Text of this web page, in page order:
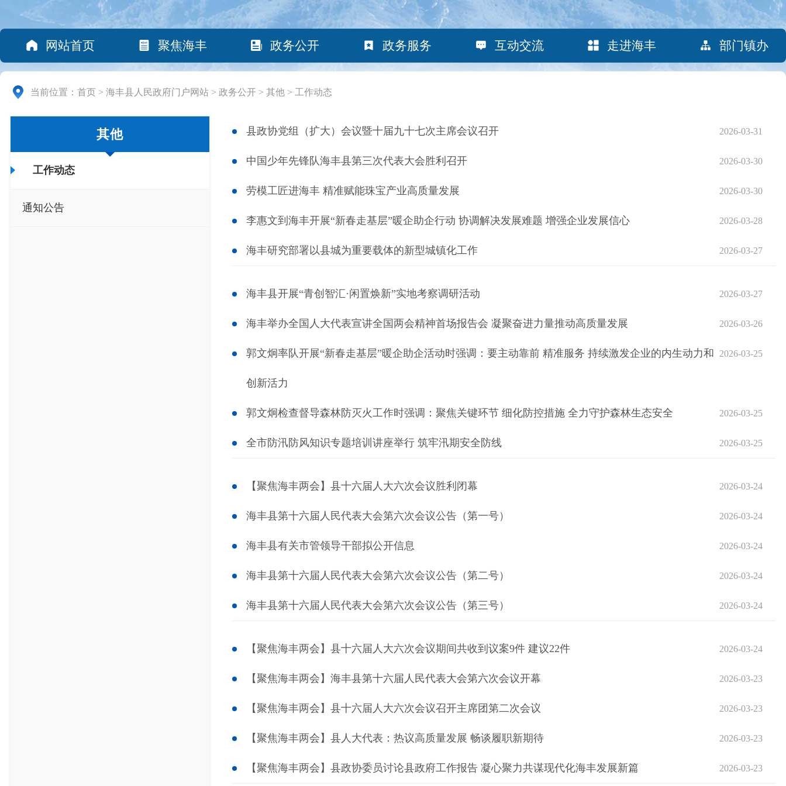
网站首页 聚焦海丰 政务公开 政务服务 互动交流 走进海丰 部门镇办
当前位置： 首页 > 海丰县人民政府门户网站 > 政务公开 > 其他 > 工作动态
其他
工作动态
通知公告
县政协党组（扩大）会议暨十届九十七次主席会议召开 2026-03-31
中国少年先锋队海丰县第三次代表大会胜利召开 2026-03-30
劳模工匠进海丰 精准赋能珠宝产业高质量发展 2026-03-30
李惠文到海丰开展“新春走基层”暖企助企行动 协调解决发展难题 增强企业发展信心 2026-03-28
海丰研究部署以县城为重要载体的新型城镇化工作 2026-03-27
海丰县开展“青创智汇·闲置焕新”实地考察调研活动 2026-03-27
海丰举办全国人大代表宣讲全国两会精神首场报告会 凝聚奋进力量推动高质量发展 2026-03-26
郭文炯率队开展“新春走基层”暖企助企活动时强调：要主动靠前 精准服务 持续激发企业的内生动力和
创新活力
2026-03-25
郭文炯检查督导森林防灭火工作时强调：聚焦关键环节 细化防控措施 全力守护森林生态安全 2026-03-25
全市防汛防风知识专题培训讲座举行 筑牢汛期安全防线 2026-03-25
【聚焦海丰两会】县十六届人大六次会议胜利闭幕 2026-03-24
海丰县第十六届人民代表大会第六次会议公告（第一号） 2026-03-24
海丰县有关市管领导干部拟公开信息 2026-03-24
海丰县第十六届人民代表大会第六次会议公告（第二号） 2026-03-24
海丰县第十六届人民代表大会第六次会议公告（第三号） 2026-03-24
【聚焦海丰两会】县十六届人大六次会议期间共收到议案9件 建议22件 2026-03-24
【聚焦海丰两会】海丰县第十六届人民代表大会第六次会议开幕 2026-03-23
【聚焦海丰两会】县十六届人大六次会议召开主席团第二次会议 2026-03-23
【聚焦海丰两会】县人大代表：热议高质量发展 畅谈履职新期待 2026-03-23
【聚焦海丰两会】县政协委员讨论县政府工作报告 凝心聚力共谋现代化海丰发展新篇 2026-03-23